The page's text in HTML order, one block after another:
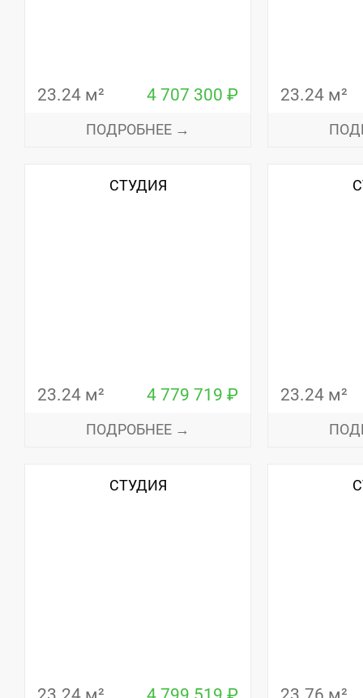
23.24 м² 4 707 300 ₽
ПОДРОБНЕЕ →
23.24 м²
СТУДИЯ
23.24 м² 4 779 719 ₽
ПОДРОБНЕЕ →
23.24 м²
СТУДИЯ